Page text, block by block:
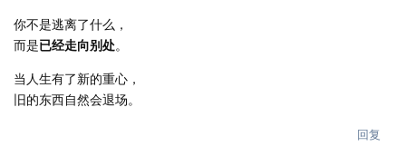
你不是逃离了什么，
而是已经走向别处。
当人生有了新的重心，
旧的东西自然会退场。
回复